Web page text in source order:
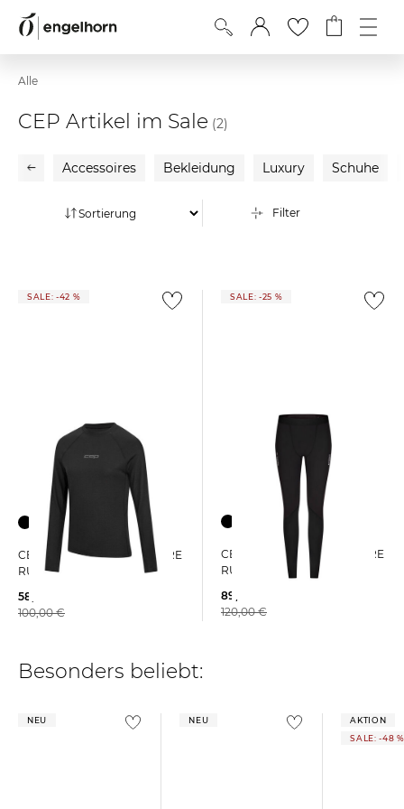
Alle
CEP Artikel im Sale (2)
Accessoires Bekleidung Luxury Schuhe
Filter
SALE: -42 %
CEP | Damen Laufshirt CORE
RUN MERINO BASE LAYER
58,45 €
100,00 €
SALE: -25 %
CEP | Herren Laufhose CORE
RUN THERMAL TIGHTS
89,99 €
120,00 €
Besonders beliebt:
NEU NEU
AKTION
SALE: -48 %